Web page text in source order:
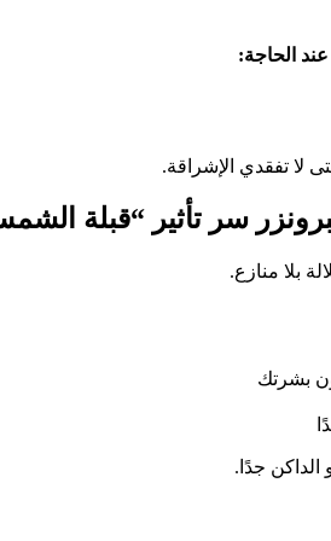
الحاجة:
لا تفقدي الإشراقة.
سر تأثير “قبلة
بلا منازع.
بشرتك
الداكن جدًا.